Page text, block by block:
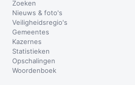
Zoeken
Nieuws & foto's
Veiligheidsregio's
Gemeentes
Kazernes
Statistieken
Opschalingen
Woordenboek